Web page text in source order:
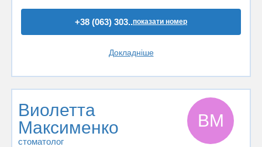
+38 (063) 303..показати номер
Докладніше
Виолетта
Максименко
стоматолог
ВМ